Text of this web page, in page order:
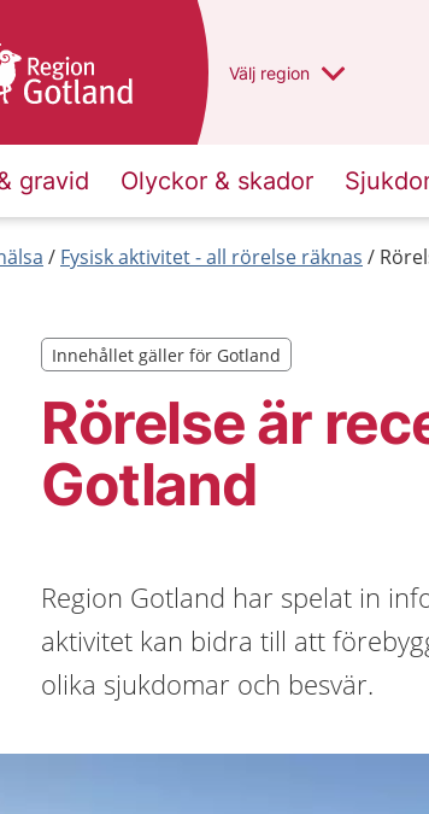
Du har valt region
Välj en annan
region
gravid Olyckor & skador
Fysisk aktivitet - all rörelse räknas
Rörelse är
Gotland
Innehållet gäller för Gotland
Innehållet gäller för Gotland
Region Gotland har spelat in
aktivitet kan bidra till att
olika sjukdomar och besvär.